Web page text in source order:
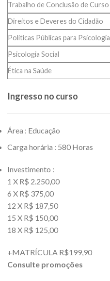
Trabalho de Conclusão de Curso
Direitos e Deveres do Cidadão
Políticas Públicas para Psicologia
Psicologia Social
Ética na Saúde
Ingresso no curso
Área : Educação
Carga horária : 580 Horas
Investimento :
1 X R$ 2.250,00
6 X R$ 375,00
12 X R$ 187,50
15 X R$ 150,00
18 X R$ 125,00
+MATRÍCULA R$199,90
Consulte promoções